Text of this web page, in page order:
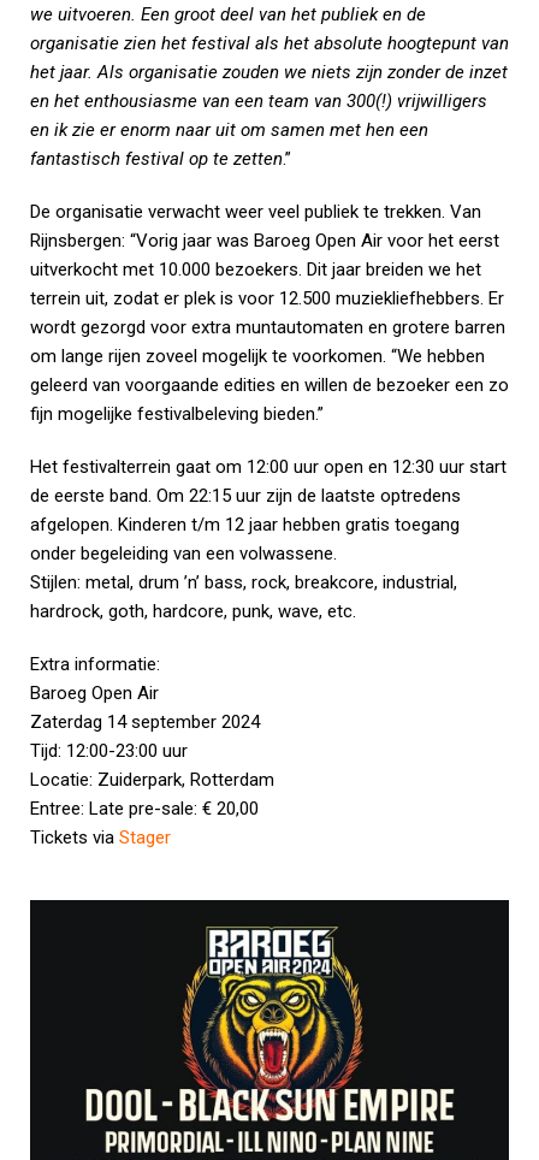
we uitvoeren. Een groot deel van het publiek en de
organisatie zien het festival als het absolute hoogtepunt van
het jaar. Als organisatie zouden we niets zijn zonder de inzet
en het enthousiasme van een team van 300(!) vrijwilligers
en ik zie er enorm naar uit om samen met hen een
fantastisch festival op te zetten.”
De organisatie verwacht weer veel publiek te trekken. Van
Rijnsbergen: “Vorig jaar was Baroeg Open Air voor het eerst
uitverkocht met 10.000 bezoekers. Dit jaar breiden we het
terrein uit, zodat er plek is voor 12.500 muziekliefhebbers. Er
wordt gezorgd voor extra muntautomaten en grotere barren
om lange rijen zoveel mogelijk te voorkomen. “We hebben
geleerd van voorgaande edities en willen de bezoeker een zo
fijn mogelijke festivalbeleving bieden.”
Het festivalterrein gaat om 12:00 uur open en 12:30 uur start
de eerste band. Om 22:15 uur zijn de laatste optredens
afgelopen. Kinderen t/m 12 jaar hebben gratis toegang
onder begeleiding van een volwassene.
Stijlen: metal, drum ’n’ bass, rock, breakcore, industrial,
hardrock, goth, hardcore, punk, wave, etc.
Extra informatie:
Baroeg Open Air
Zaterdag 14 september 2024
Tijd: 12:00-23:00 uur
Locatie: Zuiderpark, Rotterdam
Entree: Late pre-sale: € 20,00
Tickets via Stager